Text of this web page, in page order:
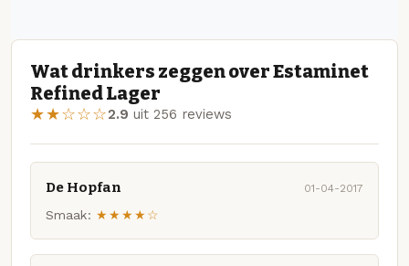
Wat drinkers zeggen over Estaminet
Refined Lager
★★☆☆☆2.9 uit 256 reviews
De Hopfan 01-04-2017
Smaak: ★★★★☆